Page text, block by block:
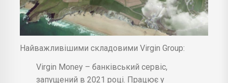
Найважливішими складовими Virgin Group:
Virgin Money – банківський сервіс,
запущений в 2021 році. Працює у